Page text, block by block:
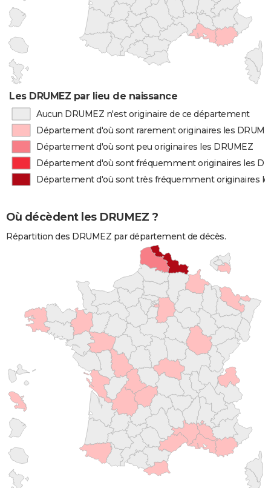
Les DRUMEZ par lieu de naissance
Aucun DRUMEZ n'est originaire de ce département
Département d'où sont rarement originaires les
Département d'où sont peu originaires les DRUMEZ
Département d'où sont fréquemment originaires les
Département d'où sont très fréquemment originaires
Où décèdent les DRUMEZ ?
Répartition des DRUMEZ par département de décès.